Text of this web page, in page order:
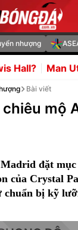
nhượng
cần mức giá
Bài viết
mộ
đặt
của Crystal
chuẩn bị kỹ